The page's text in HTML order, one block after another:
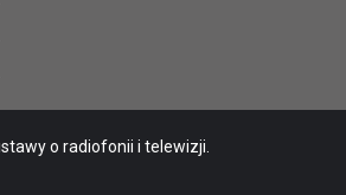
o radiofonii i telewizji.